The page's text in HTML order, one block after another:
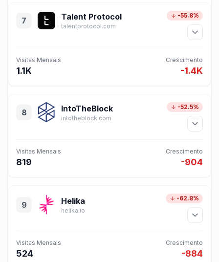
7 Talent Protocol
talentprotocol.com
-55.8%
Visitas Mensais
1.1K
Crescimento
-1.4K
8 IntoTheBlock
intotheblock.com
-52.5%
Visitas Mensais
819
Crescimento
-904
9 Helika
helika.io
-62.8%
Visitas Mensais
524
Crescimento
-884